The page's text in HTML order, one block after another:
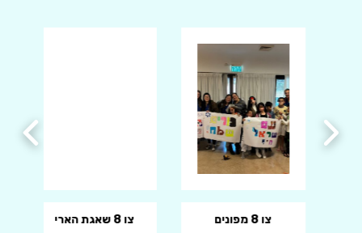
צו 8 מפונים צו 8 שאגת הארי